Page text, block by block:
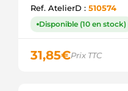
Ref. AtelierD : 510574
Disponible (10 en stock)
31,85€Prix TTC